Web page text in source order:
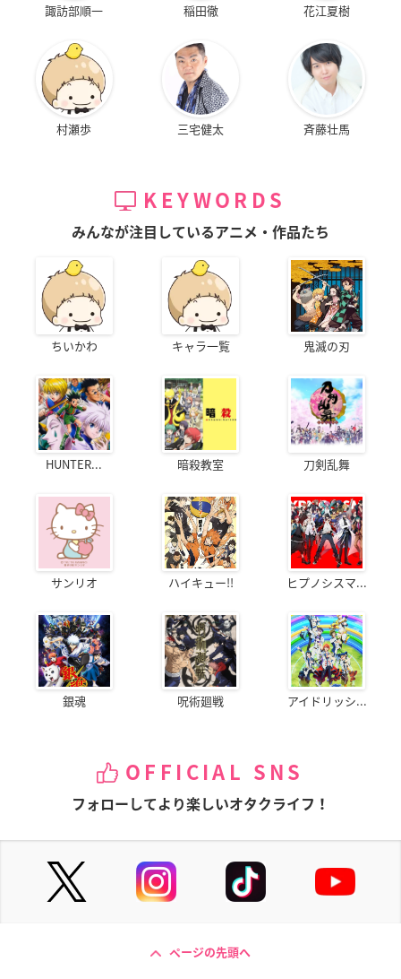
諏訪部順一 稲田徹 花江夏樹
村瀬歩 三宅健太 斉藤壮馬
KEYWORDS
みんなが注目しているアニメ・作品たち
ちいかわ キャラ一覧 鬼滅の刃
HUNTER... 暗殺教室 刀剣乱舞
サンリオ ハイキュー!! ヒプノシスマ...
銀魂 呪術廻戦 アイドリッシ...
OFFICIAL SNS
フォローしてより楽しいオタクライフ！
ページの先頭へ